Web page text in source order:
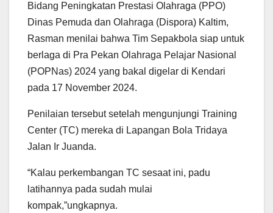
Bidang Peningkatan Prestasi Olahraga (PPO)
Dinas Pemuda dan Olahraga (Dispora) Kaltim,
Rasman menilai bahwa Tim Sepakbola siap untuk
berlaga di Pra Pekan Olahraga Pelajar Nasional
(POPNas) 2024 yang bakal digelar di Kendari
pada 17 November 2024.
Penilaian tersebut setelah mengunjungi Training
Center (TC) mereka di Lapangan Bola Tridaya
Jalan Ir Juanda.
“Kalau perkembangan TC sesaat ini, padu
latihannya pada sudah mulai
kompak,”ungkapnya.